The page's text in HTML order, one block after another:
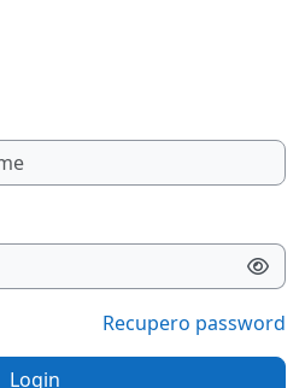
Recupero password
Login